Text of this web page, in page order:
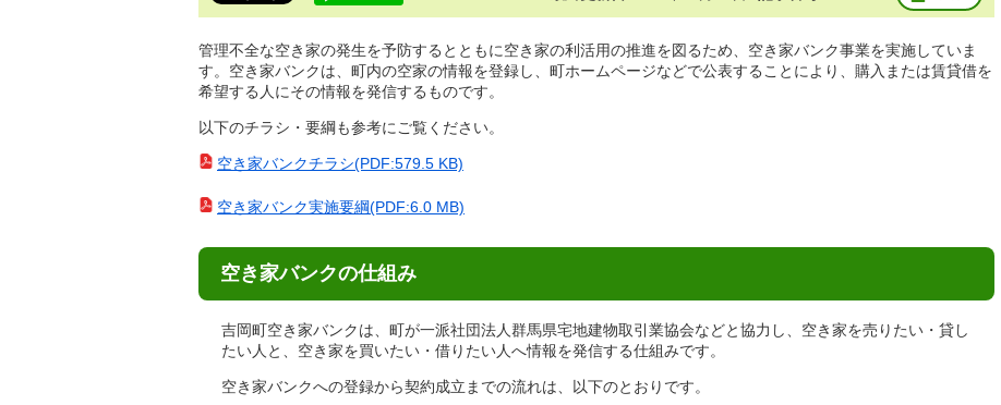
で
管理不全な空き家の発生を予防するとともに空き家の利活用の推進を図るため、空き家バンク事業を実施していま
す。空き家バンクは、町内の空家の情報を登録し、町ホームページなどで公表することにより、購入または賃貸借を
希望する人にその情報を発信するものです。
以下のチラシ・要綱も参考にご覧ください。
空き家バンクチラシ(PDF:579.5 KB)
空き家バンク実施要綱(PDF:6.0 MB)
空き家バンクの仕組み
吉岡町空き家バンクは、町が一派社団法人群馬県宅地建物取引業協会などと協力し、空き家を売りたい・貸し
たい人と、空き家を買いたい・借りたい人へ情報を発信する仕組みです。
空き家バンクへの登録から契約成立までの流れは、以下のとおりです。